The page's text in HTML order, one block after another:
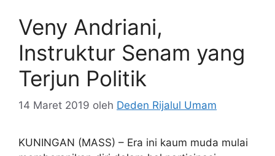
Veny Andriani,
Instruktur Senam yang
Terjun Politik
14 Maret 2019 oleh Deden Rijalul Umam
KUNINGAN (MASS) – Era ini kaum muda mulai